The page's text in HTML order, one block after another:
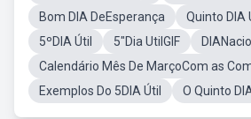
Bom DIA DeEsperança
Quinto DIA
5ºDIA Útil
5"Dia UtilGIF
Calendário Mês De MarçoCom as
Exemplos Do 5DIA Útil
O Quinto